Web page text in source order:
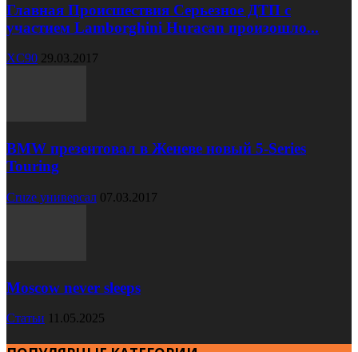
Главная Происшествия Серьезное ДТП с
участием Lamborghini Huracan произошло...
XC90 29.03.2017
BMW презентовал в Женеве новый 5-Series
Touring
Cruze универсал 07.03.2017
Moscow never sleeps
Статьи 11.05.2025